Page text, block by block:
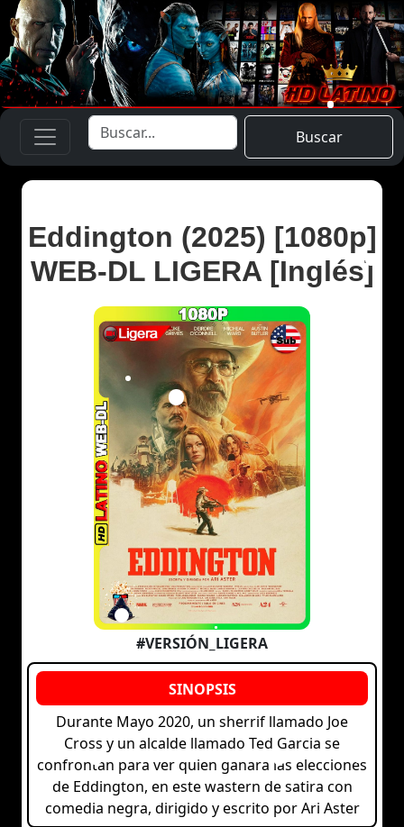
Buscar
Eddington (2025) [1080p]
WEB-DL LIGERA [Inglés]
#VERSIÓN_LIGERA
Durante Mayo 2020, un sherrif llamado Joe
Cross y un alcalde llamado Ted Garcia se
confrontan para ver quien ganara las elecciones
de Eddington, en este wastern de satira con
comedia negra, dirigido y escrito por Ari Aster